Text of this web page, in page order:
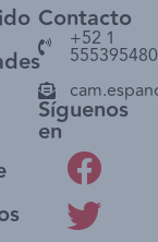
Contacto
+52 1
Síguenos
en